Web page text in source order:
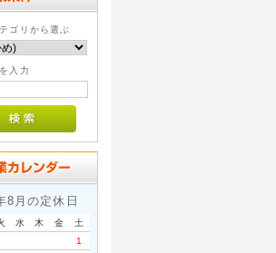
ゴリから選ぶ
入力
8月の定休日
水 木 金
土
1